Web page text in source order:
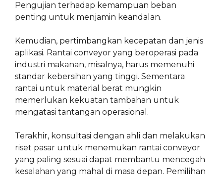
Pengujian terhadap kemampuan beban
penting untuk menjamin keandalan.
Kemudian, pertimbangkan kecepatan dan jenis
aplikasi. Rantai conveyor yang beroperasi pada
industri makanan, misalnya, harus memenuhi
standar kebersihan yang tinggi. Sementara
rantai untuk material berat mungkin
memerlukan kekuatan tambahan untuk
mengatasi tantangan operasional.
Terakhir, konsultasi dengan ahli dan melakukan
riset pasar untuk menemukan rantai conveyor
yang paling sesuai dapat membantu mencegah
kesalahan yang mahal di masa depan. Pemilihan